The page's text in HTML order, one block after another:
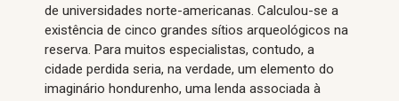
de universidades norte-americanas. Calculou-se a
existência de cinco grandes sítios arqueológicos na
reserva. Para muitos especialistas, contudo, a
cidade perdida seria, na verdade, um elemento do
imaginário hondurenho, uma lenda associada à